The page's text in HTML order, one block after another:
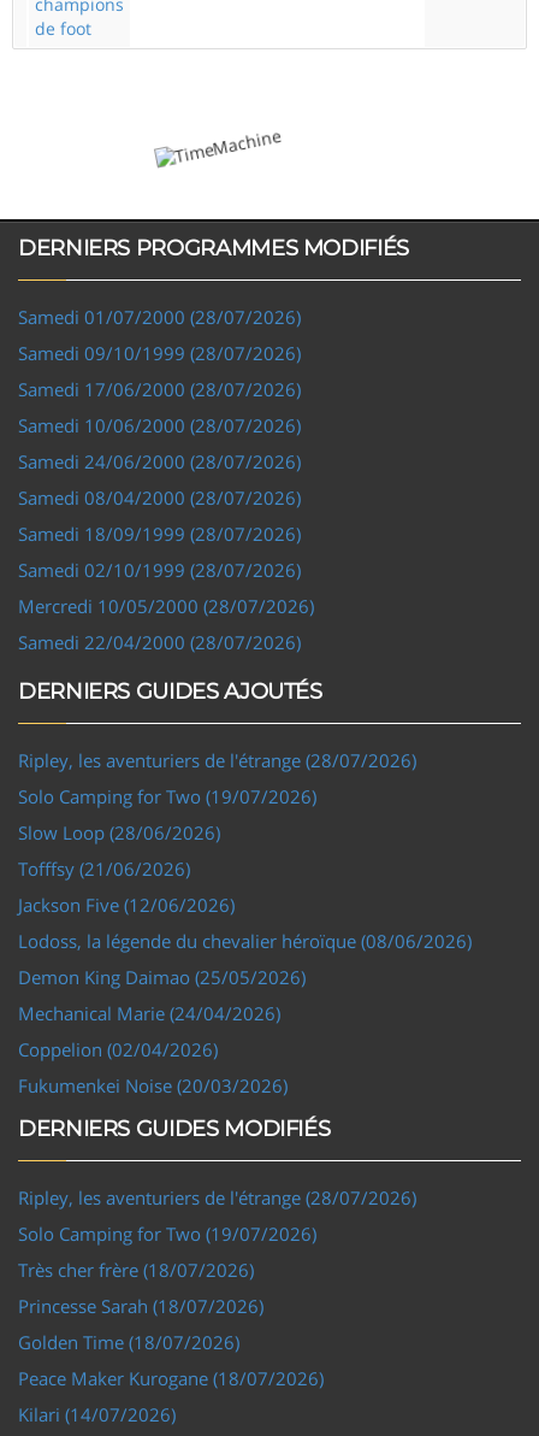
de foot
DERNIERS PROGRAMMES MODIFIÉS
Samedi 01/07/2000 (28/07/2026)
Samedi 09/10/1999 (28/07/2026)
Samedi 17/06/2000 (28/07/2026)
Samedi 10/06/2000 (28/07/2026)
Samedi 24/06/2000 (28/07/2026)
Samedi 08/04/2000 (28/07/2026)
Samedi 18/09/1999 (28/07/2026)
Samedi 02/10/1999 (28/07/2026)
Mercredi 10/05/2000 (28/07/2026)
Samedi 22/04/2000 (28/07/2026)
DERNIERS GUIDES AJOUTÉS
Ripley, les aventuriers de l'étrange (28/07/2026)
Solo Camping for Two (19/07/2026)
Slow Loop (28/06/2026)
Tofffsy (21/06/2026)
Jackson Five (12/06/2026)
Lodoss, la légende du chevalier héroïque (08/06/2026)
Demon King Daimao (25/05/2026)
Mechanical Marie (24/04/2026)
Coppelion (02/04/2026)
Fukumenkei Noise (20/03/2026)
DERNIERS GUIDES MODIFIÉS
Ripley, les aventuriers de l'étrange (28/07/2026)
Solo Camping for Two (19/07/2026)
Très cher frère (18/07/2026)
Princesse Sarah (18/07/2026)
Golden Time (18/07/2026)
Peace Maker Kurogane (18/07/2026)
Kilari (14/07/2026)